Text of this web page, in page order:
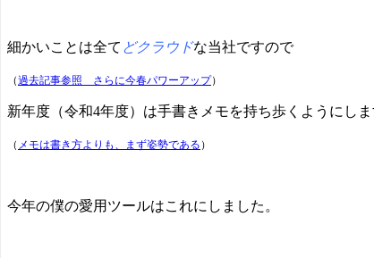
細かいことは全て どクラウドな当社ですので
（過去記事参照 さらに今春パワーアップ）
新年度（令和4年度）は手書きメモを持ち歩くようにしま
（ メモは書き方よりも、まず姿勢である ）
今年の僕の愛用ツールはこれにしました。